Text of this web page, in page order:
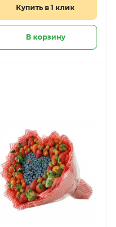
Купить в 1 клик
В корзину